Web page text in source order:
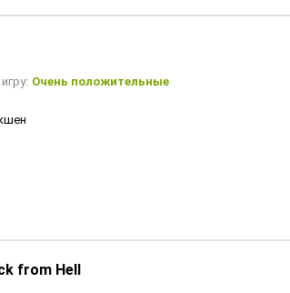
Очень положительные
from Hell